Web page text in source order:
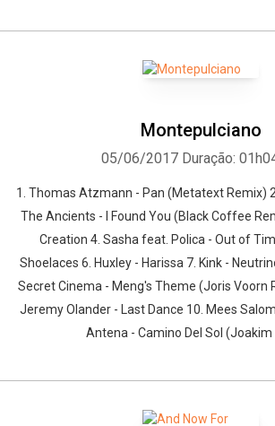
Montepulciano
05/06/2017 Duração:
1. Thomas Atzmann - Pan (Metatext Remix)
The Ancients - I Found You (Black Coffee
Creation 4. Sasha feat. Polica - Out of
Shoelaces 6. Huxley - Harissa 7. Kink -
Secret Cinema - Meng's Theme (Joris Voorn
Jeremy Olander - Last Dance 10. Mees
Antena - Camino Del Sol (Joakim